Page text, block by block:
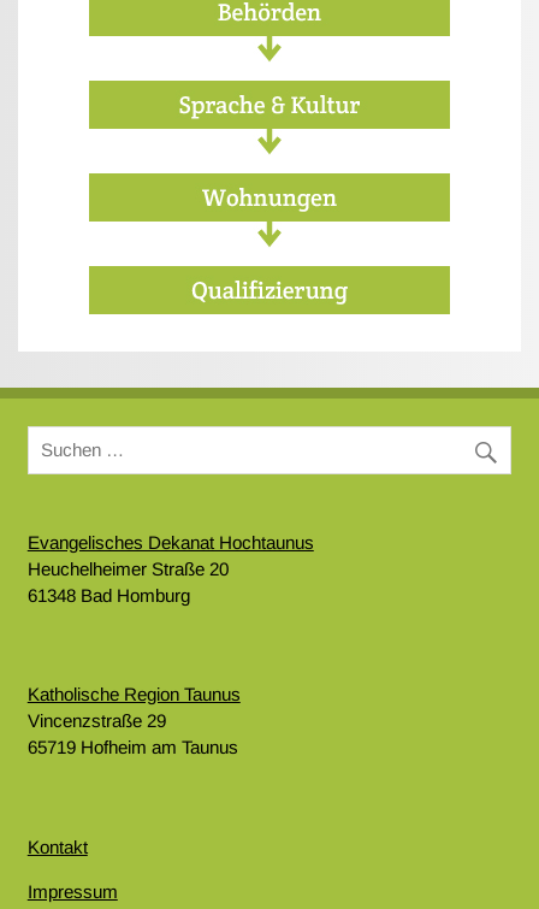
Evangelisches Dekanat Hochtaunus
Heuchelheimer Straße 20
61348 Bad Homburg
Katholische Region Taunus
Vincenzstraße 29
65719 Hofheim am Taunus
Kontakt
Impressum